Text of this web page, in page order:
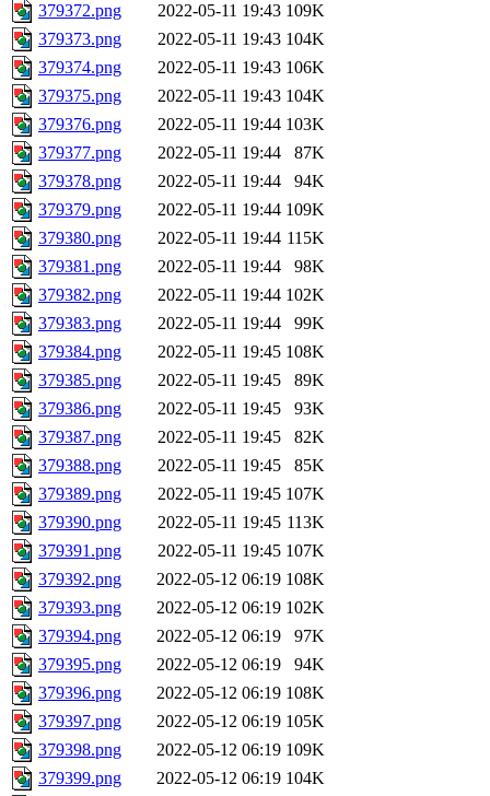
379372.png
2022-05-11 19:43 109K
379373.png
2022-05-11 19:43 104K
379374.png
2022-05-11 19:43 106K
379375.png
2022-05-11 19:43 104K
379376.png
2022-05-11 19:44 103K
379377.png
2022-05-11 19:44
87K
379378.png
2022-05-11 19:44
94K
379379.png
2022-05-11 19:44 109K
379380.png
2022-05-11 19:44 115K
379381.png
2022-05-11 19:44
98K
379382.png
2022-05-11 19:44 102K
379383.png
2022-05-11 19:44
99K
379384.png
2022-05-11 19:45 108K
379385.png
2022-05-11 19:45
89K
379386.png
2022-05-11 19:45
93K
379387.png
2022-05-11 19:45
82K
379388.png
2022-05-11 19:45
85K
379389.png
2022-05-11 19:45 107K
379390.png
2022-05-11 19:45 113K
379391.png
2022-05-11 19:45 107K
379392.png
2022-05-12 06:19 108K
379393.png
2022-05-12 06:19 102K
379394.png
2022-05-12 06:19
97K
379395.png
2022-05-12 06:19
94K
379396.png
2022-05-12 06:19 108K
379397.png
2022-05-12 06:19 105K
379398.png
2022-05-12 06:19 109K
379399.png
2022-05-12 06:19 104K